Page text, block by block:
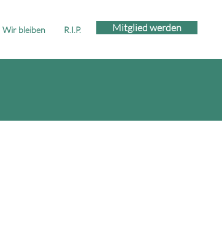
Mitglied werden
Wir bleiben R.I.P.